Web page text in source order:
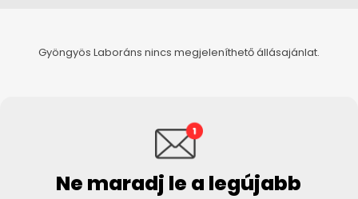
Gyöngyös Laboráns nincs megjeleníthető állásajánlat.
Ne maradj le a legújabb